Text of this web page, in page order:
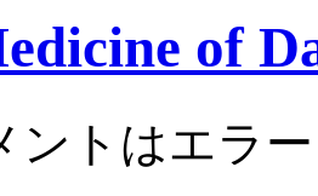
of
ントはエラ